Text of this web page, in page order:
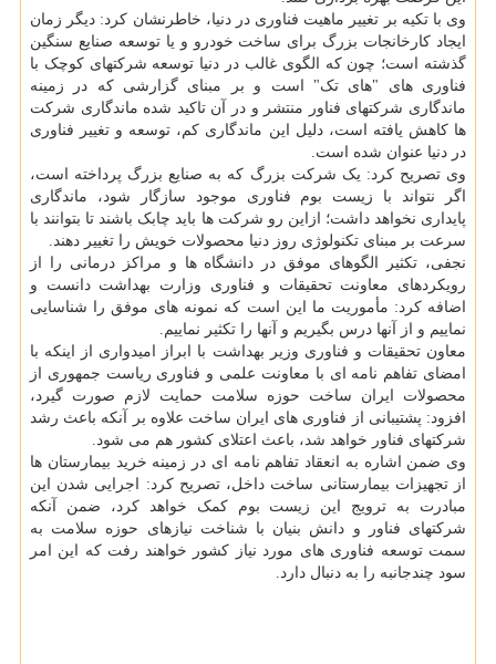
وی با تکیه بر تغییر ماهیت فناوری در دنیا، خاطرنشان کرد: دیگر زمان
ایجاد کارخانجات بزرگ برای ساخت خودرو و یا توسعه صنایع سنگین
گذشته است؛ چون که الگوی غالب در دنیا توسعه شرکتهای کوچک با
فناوری های "های تک" است و بر مبنای گزارشی که در زمینه
ماندگاری شرکتهای فناور منتشر و در آن تاکید شده ماندگاری شرکت
ها کاهش یافته است، دلیل این ماندگاری کم، توسعه و تغییر فناوری
در دنیا عنوان شده است.
وی تصریح کرد: یک شرکت بزرگ که به صنایع بزرگ پرداخته است،
اگر نتواند با زیست بوم فناوری موجود سازگار شود، ماندگاری
پایداری نخواهد داشت؛ ازاین رو شرکت ها باید چابک باشند تا بتوانند با
سرعت بر مبنای تکنولوژی روز دنیا محصولات خویش را تغییر دهند.
نجفی، تکثیر الگوهای موفق در دانشگاه ها و مراکز درمانی را از
رویکردهای معاونت تحقیقات و فناوری وزارت بهداشت دانست و
اضافه کرد: مأموریت ما این است که نمونه های موفق را شناسایی
نماییم و از آنها درس بگیریم و آنها را تکثیر نماییم.
معاون تحقیقات و فناوری وزیر بهداشت با ابراز امیدواری از اینکه با
امضای تفاهم نامه ای با معاونت علمی و فناوری ریاست جمهوری از
محصولات ایران ساخت حوزه سلامت حمایت لازم صورت گیرد،
افزود: پشتیبانی از فناوری های ایران ساخت علاوه بر آنکه باعث رشد
شرکتهای فناور خواهد شد، باعث اعتلای کشور هم می شود.
وی ضمن اشاره به انعقاد تفاهم نامه ای در زمینه خرید بیمارستان ها
از تجهیزات بیمارستانی ساخت داخل، تصریح کرد: اجرایی شدن این
مبادرت به ترویج این زیست بوم کمک خواهد کرد، ضمن آنکه
شرکتهای فناور و دانش بنیان با شناخت نیازهای حوزه سلامت به
سمت توسعه فناوری های مورد نیاز کشور خواهند رفت که این امر
سود چندجانبه را به دنبال دارد.